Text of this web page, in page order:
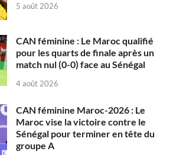
5 août 2026
CAN féminine : Le Maroc qualifié
pour les quarts de finale après un
match nul (0-0) face au Sénégal
4 août 2026
CAN féminine Maroc-2026 : Le
Maroc vise la victoire contre le
Sénégal pour terminer en tête du
groupe A